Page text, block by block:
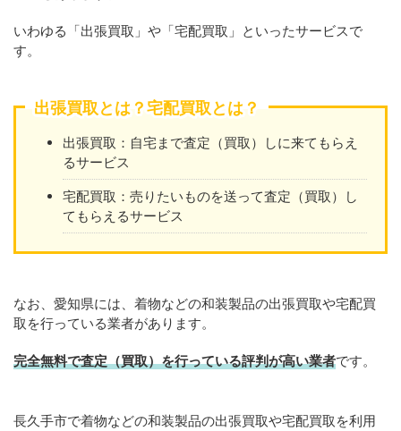
いわゆる「出張買取」や「宅配買取」といったサービスで
す。
出張買取とは？宅配買取とは？
出張買取：自宅まで査定（買取）しに来てもらえ
るサービス
宅配買取：売りたいものを送って査定（買取）し
てもらえるサービス
なお、愛知県には、着物などの和装製品の出張買取や宅配買
取を行っている業者があります。
完全無料で査定（買取）を行っている評判が高い業者です。
長久手市で着物などの和装製品の出張買取や宅配買取を利用